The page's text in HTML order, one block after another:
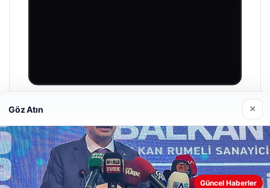
Prenses Night Club
29/04/2026
Göz Atın ×
Güncel Haberler